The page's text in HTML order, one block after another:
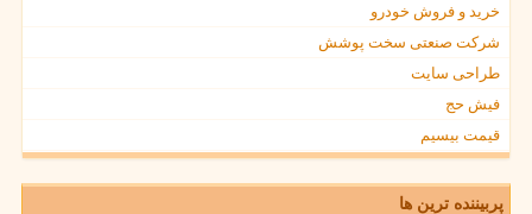
خرید و فروش خودرو
شرکت صنعتی سخت پوشش
طراحی سایت
فیش حج
قیمت بیسیم
پربیننده ترین ها